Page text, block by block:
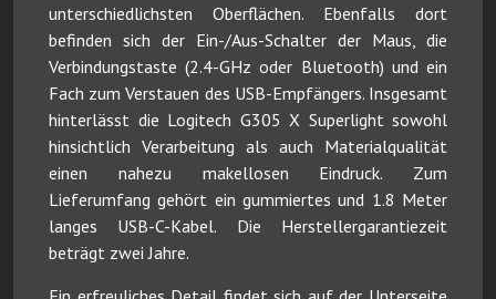
unterschiedlichsten Oberflächen. Ebenfalls dort
befinden sich der Ein-/Aus-Schalter der Maus, die
Verbindungstaste (2.4-GHz oder Bluetooth) und ein
Fach zum Verstauen des USB-Empfängers. Insgesamt
hinterlässt die Logitech G305 X Superlight sowohl
hinsichtlich Verarbeitung als auch Materialqualität
einen nahezu makellosen Eindruck. Zum
Lieferumfang gehört ein gummiertes und 1.8 Meter
langes USB-C-Kabel. Die Herstellergarantiezeit
beträgt zwei Jahre.